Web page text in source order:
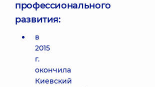
профессионального
развития:
в
2015
г.
окончила
Киевский